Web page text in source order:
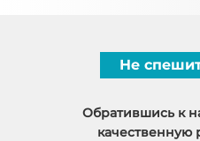
Обратившись к
качественную
Не